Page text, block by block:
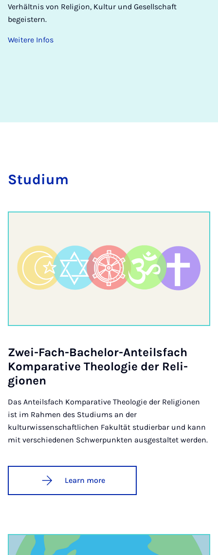
Verhältnis von Religion, Kultur und Gesellschaft
begeistern.
Weitere Infos
Stu­di­um
Zwei-Fach-Bach­el­or-Anteils­fach
Kom­par­at­ive Theo­lo­gie der Re­li­
gion­en
Das Anteilsfach Komparative Theologie der Religionen
ist im Rahmen des Studiums an der
kulturwissenschaftlichen Fakultät studierbar und kann
mit verschiedenen Schwerpunkten ausgestaltet werden.
Learn more